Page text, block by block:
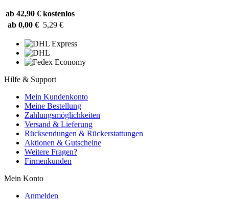
ab 42,90 € kostenlos
ab 0,00 € 5,29 €
Hilfe & Support
Mein Kundenkonto
Meine Bestellung
Zahlungsmöglichkeiten
Versand & Lieferung
Rücksendungen & Rückerstattungen
Aktionen & Gutscheine
Weitere Fragen?
Firmenkunden
Mein Konto
Anmelden